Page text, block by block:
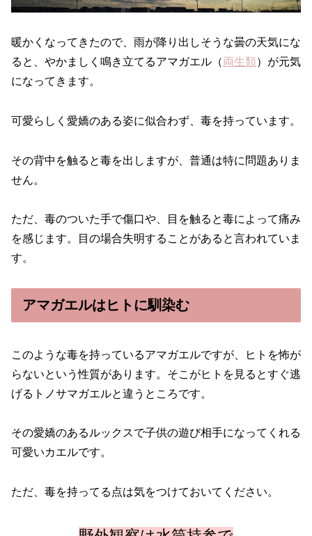
暖かくなってきたので、雨が降り出しそうな曇の天気にな
ると、やかましく鳴き立てるアマガエル（両生類）が元気
になってきます。
可愛らしく愛嬌のある姿に似合わず、毒を持っています。
その背中を触ると毒を出しますが、普通は特に問題ありま
せん。
ただ、毒のついた手で傷口や、目を触ると毒によって痛み
を感じます。目の場合失明することがあると言われていま
す。
アマガエルはヒトに馴染む
このような毒を持っているアマガエルですが、ヒトを怖が
らないという性質があります。そこがヒトを見るとすぐ逃
げるトノサマガエルと違うところです。
その愛嬌のあるルックスで子供の遊び相手になってくれる
可愛いカエルです。
ただ、毒を持ってる点は気をつけておいてください。